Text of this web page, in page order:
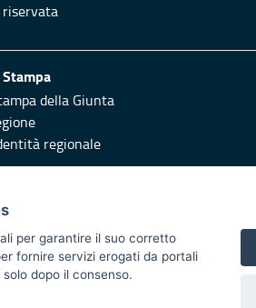
della Giunta
regionale
di pubblicazione
XI
per garantire il suo corretto
fornire servizi erogati da portali
dopo il consenso.